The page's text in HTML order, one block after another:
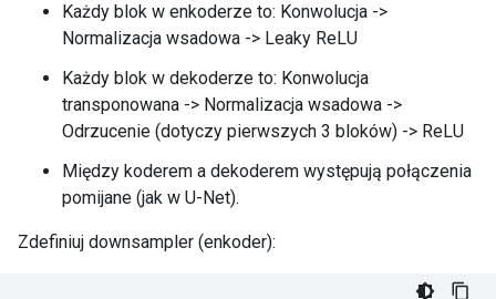
Każdy blok w enkoderze to: Konwolucja ->
Normalizacja wsadowa -> Leaky ReLU
Każdy blok w dekoderze to: Konwolucja
transponowana -> Normalizacja wsadowa ->
Odrzucenie (dotyczy pierwszych 3 bloków) -> ReLU
Między koderem a dekoderem występują połączenia
pomijane (jak w U-Net).
Zdefiniuj downsampler (enkoder):